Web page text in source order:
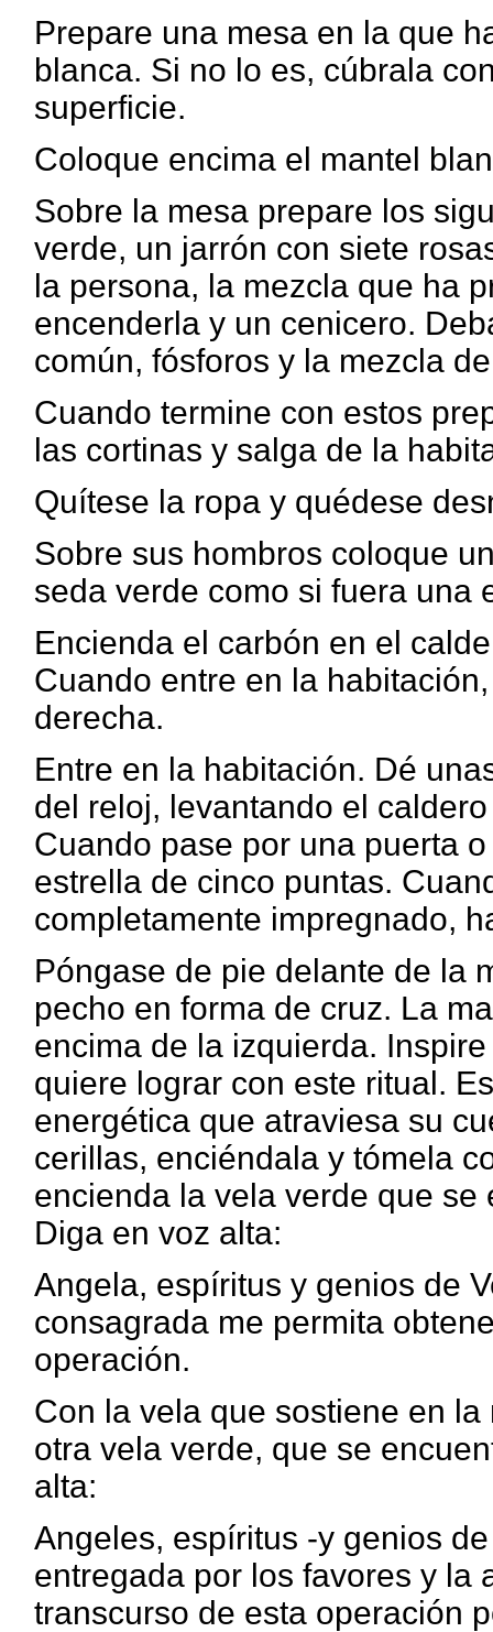
Prepare una mesa en la que
blanca. Si no lo es, cúbrala
superficie.
Coloque encima el mantel
Sobre la mesa prepare los
verde, un jarrón con siete
la persona, la mezcla que ha
encenderla y un cenicero.
común, fósforos y la mezcla
Cuando termine con estos
las cortinas y salga de la
Quítese la ropa y quédese
Sobre sus hombros coloque
seda verde como si fuera una
Encienda el carbón en el
Cuando entre en la
derecha.
Entre en la habitación. Dé
del reloj, levantando el
Cuando pase por una puerta
estrella de cinco puntas.
completamente impregnado,
Póngase de pie delante de la
pecho en forma de cruz. La
encima de la izquierda.
quiere lograr con este ritual.
energética que atraviesa su
cerillas, enciéndala y tómela
encienda la vela verde que
Diga en voz alta:
Angela, espíritus y genios de
consagrada me permita
operación.
Con la vela que sostiene en
otra vela verde, que se
alta:
Angeles, espíritus -y genios
entregada por los favores y la
transcurso de esta operación